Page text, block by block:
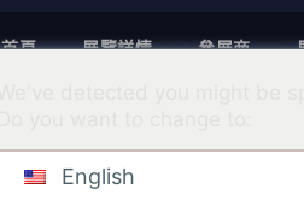
首頁 展覽詳情 參展商
English